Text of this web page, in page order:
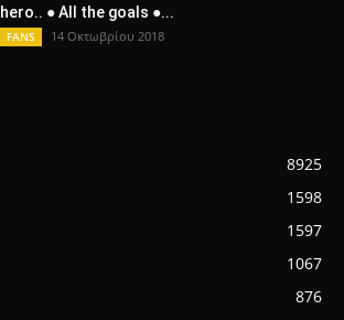
hero.. ● All the goals ●...
FANS 14 Οκτωβρίου 2018
8925
1598
1597
1067
876